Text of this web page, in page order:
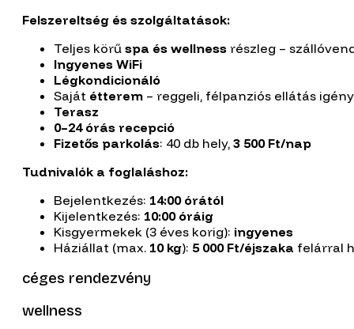
Felszereltség és szolgáltatások:
Teljes körű spa és wellness részleg –
Ingyenes WiFi
Légkondicionáló
Saját étterem – reggeli, félpanziós ellátás
Terasz
0–24 órás recepció
Fizetős parkolás: 40 db hely, 3 500 Ft/nap
Tudnivalók a foglaláshoz:
Bejelentkezés: 14:00 órától
Kijelentkezés: 10:00 óráig
Kisgyermekek (3 éves korig): ingyenes
Háziállat (max. 10 kg): 5 000 Ft/éjszaka felárral
céges rendezvény
wellness